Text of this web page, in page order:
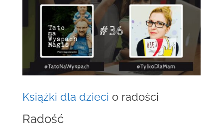
Książki dla dzieci o radości
Radość